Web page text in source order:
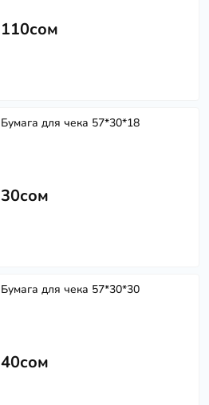
110сом
Бумага для чека 57*30*18
30сом
Бумага для чека 57*30*30
40сом